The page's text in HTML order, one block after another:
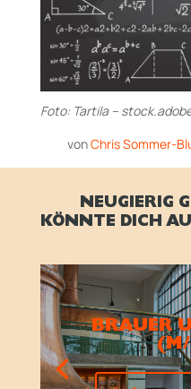
Foto: Tartila –
vonChris Sommer-
NEUGIERIG
KÖNNTE DICH
BRAUER